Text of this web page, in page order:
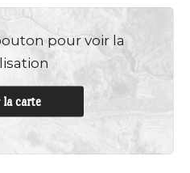
pour voir la
la carte